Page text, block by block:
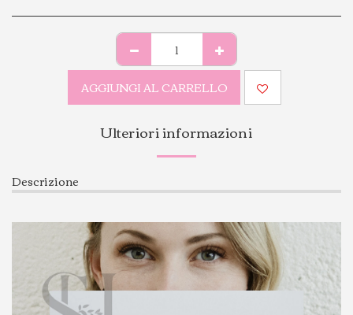
AGGIUNGI AL CARRELLO
Ulteriori informazioni
Descrizione